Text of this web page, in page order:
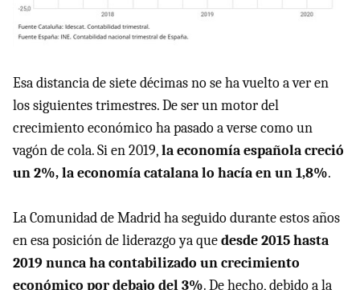
Esa distancia de siete décimas no se ha vuelto a ver en
los siguientes trimestres. De ser un motor del
crecimiento económico ha pasado a verse como un
vagón de cola. Si en 2019,la economía española creció
un 2%, la economía catalana lo hacía en un 1,8%.
La Comunidad de Madrid ha seguido durante estos años
en esa posición de liderazgo ya quedesde 2015 hasta
2019 nunca ha contabilizado un crecimiento
económico por debajo del 3%. De hecho, debido a la